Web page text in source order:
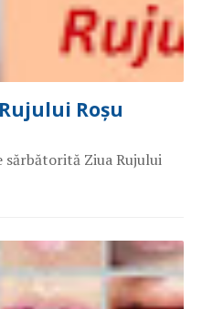
Roșu
sărbătorită Ziua Rujului